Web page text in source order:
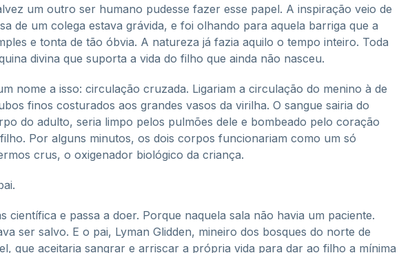
um outro ser humano pudesse fazer esse papel. A inspiração veio de
de um colega estava grávida, e foi olhando para aquela barriga que a
e tonta de tão óbvia. A natureza já fazia aquilo o tempo inteiro. Toda
divina que suporta a vida do filho que ainda não nasceu.
nome a isso: circulação cruzada. Ligariam a circulação do menino à de
finos costurados aos grandes vasos da virilha. O sangue sairia do
do adulto, seria limpo pelos pulmões dele e bombeado pelo coração
Por alguns minutos, os dois corpos funcionariam como um só
crus, o oxigenador biológico da criança.
científica e passa a doer. Porque naquela sala não havia um paciente.
ser salvo. E o pai, Lyman Glidden, mineiro dos bosques do norte de
que aceitaria sangrar e arriscar a própria vida para dar ao filho a mínima